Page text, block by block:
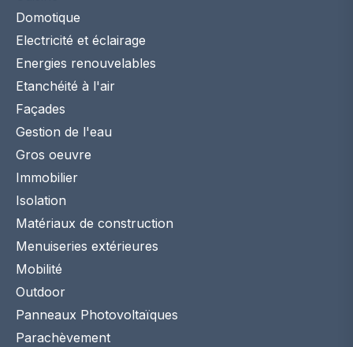
Domotique
Electricité et éclairage
Energies renouvelables
Etanchéité à l'air
Façades
Gestion de l'eau
Gros oeuvre
Immobilier
Isolation
Matériaux de construction
Menuiseries extérieures
Mobilité
Outdoor
Panneaux Photovoltaïques
Parachèvement